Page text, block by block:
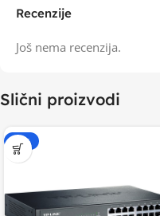
Recenzije
Još nema recenzija.
Slični proizvodi
-15%